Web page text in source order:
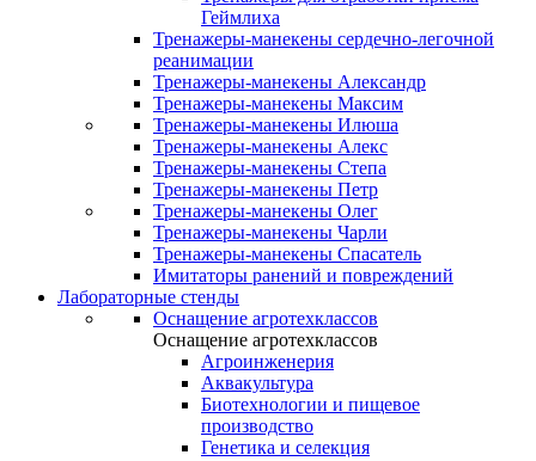
Геймлиха
Тренажеры-манекены сердечно-легочной
реанимации
Тренажеры-манекены Александр
Тренажеры-манекены Максим
Тренажеры-манекены Илюша
Тренажеры-манекены Алекс
Тренажеры-манекены Степа
Тренажеры-манекены Петр
Тренажеры-манекены Олег
Тренажеры-манекены Чарли
Тренажеры-манекены Спасатель
Имитаторы ранений и повреждений
Лабораторные стенды
Оснащение агротехклассов
Оснащение агротехклассов
Агроинженерия
Аквакультура
Биотехнологии и пищевое
производство
Генетика и селекция